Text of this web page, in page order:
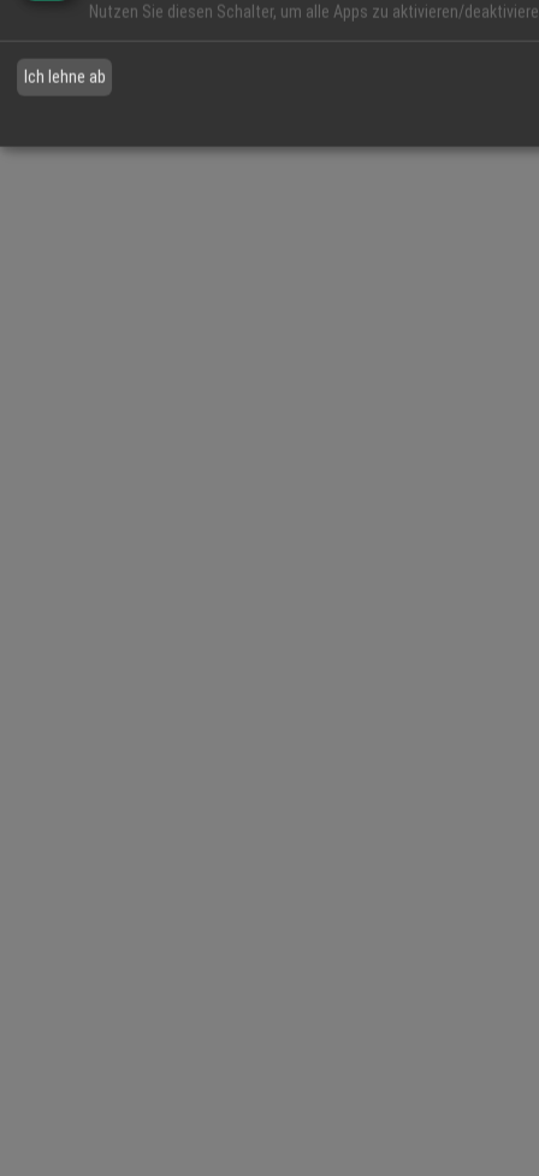
Nutzen Sie diesen Schalter, um alle Apps zu aktivieren/
Ich lehne ab